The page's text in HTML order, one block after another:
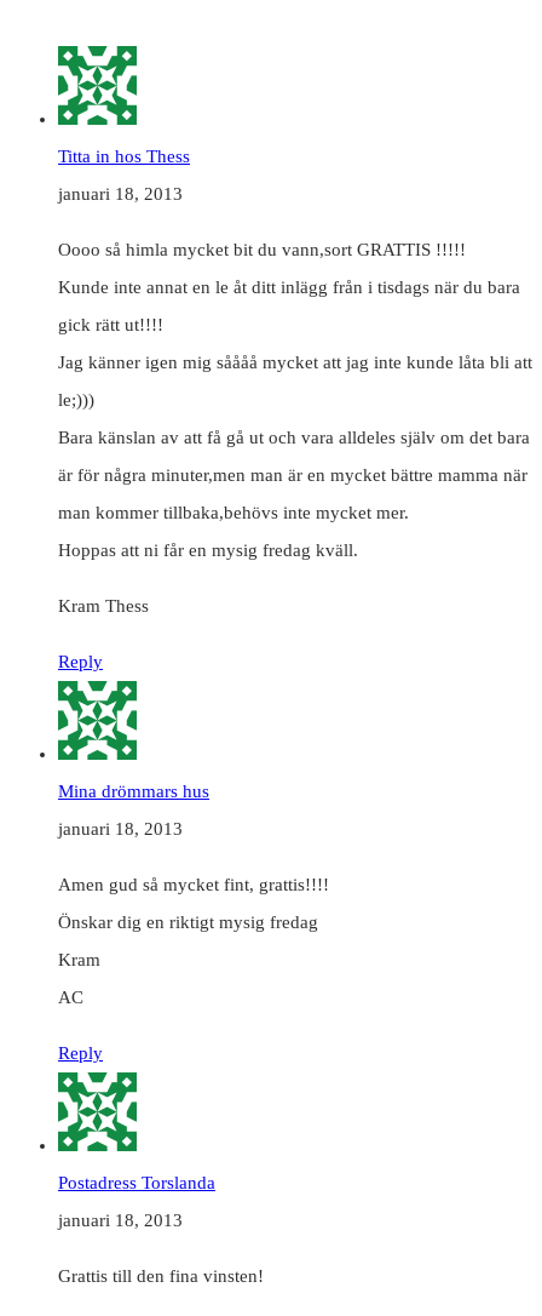
Titta in hos Thess
januari 18, 2013
Oooo så himla mycket bit du vann,sort GRATTIS !!!!!
Kunde inte annat en le åt ditt inlägg från i tisdags när du bara
gick rätt ut!!!!
Jag känner igen mig såååå mycket att jag inte kunde låta bli att
le;)))
Bara känslan av att få gå ut och vara alldeles själv om det bara
är för några minuter,men man är en mycket bättre mamma när
man kommer tillbaka,behövs inte mycket mer.
Hoppas att ni får en mysig fredag kväll.
Kram Thess
Reply
Mina drömmars hus
januari 18, 2013
Amen gud så mycket fint, grattis!!!!
Önskar dig en riktigt mysig fredag
Kram
AC
Reply
Postadress Torslanda
januari 18, 2013
Grattis till den fina vinsten!